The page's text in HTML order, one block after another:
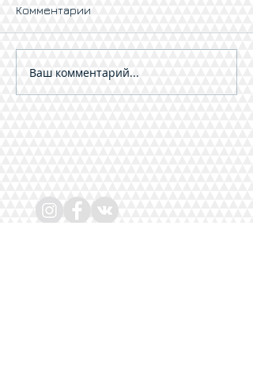
Комментарии
Ваш комментарий...